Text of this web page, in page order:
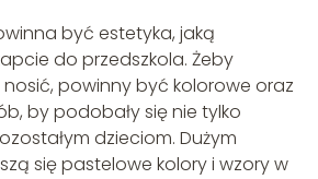
być estetyka, jaką
do przedszkola. Żeby
nosić, powinny być kolorowe oraz
by podobały się nie tylko
dzieciom. Dużym
się pastelowe kolory i wzory w